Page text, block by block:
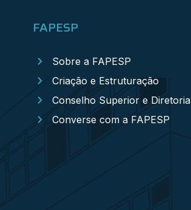
FAPESP
Sobre a FAPESP
Criação e Estruturação
Conselho Superior e Diretoria
Converse com a FAPESP